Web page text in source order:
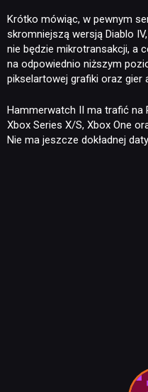
JUŻ
Krótko mówiąc, w pewnym
skromniejszą wersją Diablo
nie będzie mikrotransakcji, a
na odpowiednio niższym
pikselartowej grafiki oraz gier
Hammerwatch II ma trafić na
Xbox Series X/S, Xbox One
Nie ma jeszcze dokładnej